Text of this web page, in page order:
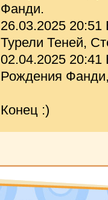
Фанди.
26.03.2025
Турели Теней,
02.04.2025
Рождения
Конец :)